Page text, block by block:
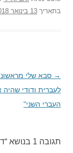
בתאריך 13 בינואר 2018
ניווט
בפוסטים
→ סבא שלי
לעברית ודודי שהיה
העברי השני"
תגובה 1 בנושא “